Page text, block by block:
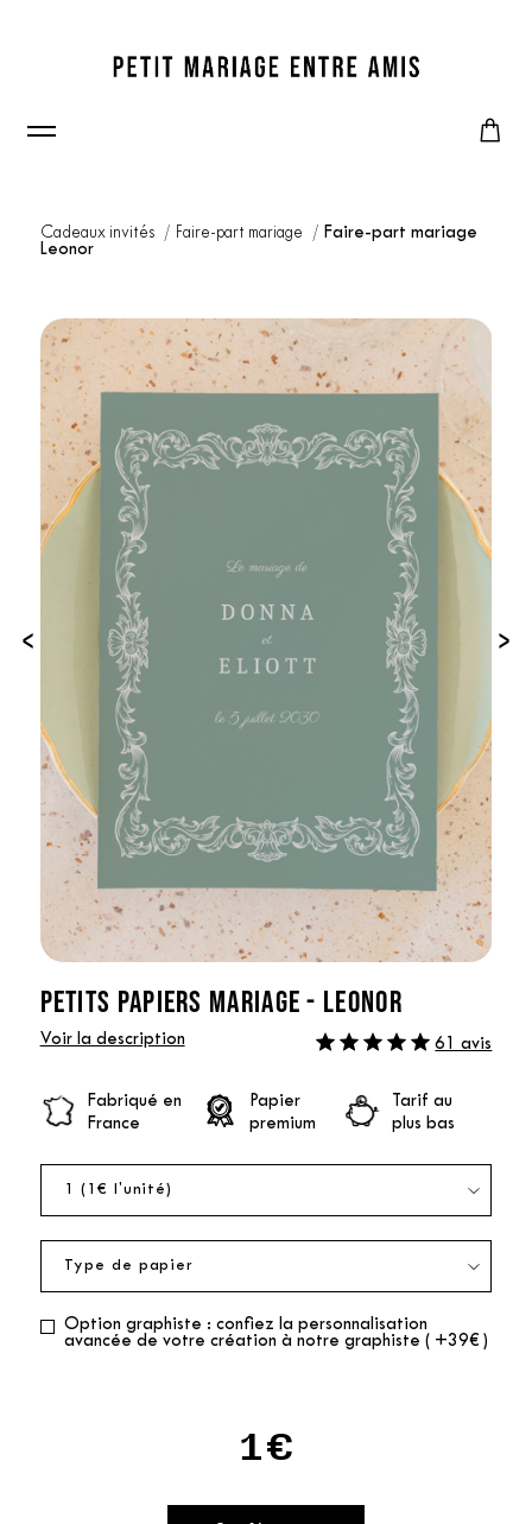
Cadeaux invités Faire-part mariage
Faire-part mariage
Leonor
‹ ›
PETITS PAPIERS MARIAGE - LEONOR
Voir la description 61 avis
Fabriqué en
France
Papier
premium
Tarif au
plus bas
Option graphiste : confiez la personnalisation
avancée de votre création à notre graphiste ( +39€ )
1€